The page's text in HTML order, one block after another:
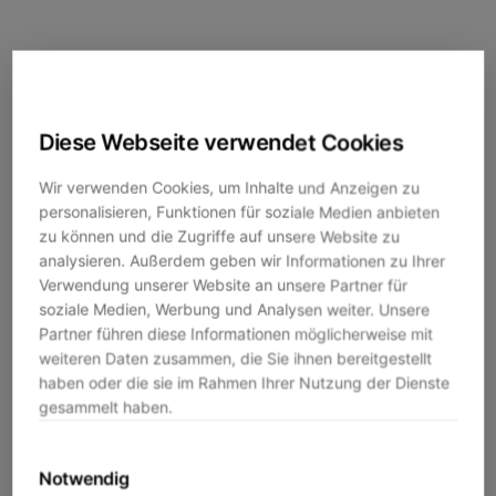
Diese Webseite verwendet Cookies
Wir verwenden Cookies, um Inhalte und Anzeigen zu
personalisieren, Funktionen für soziale Medien anbieten
zu können und die Zugriffe auf unsere Website zu
analysieren. Außerdem geben wir Informationen zu Ihrer
Verwendung unserer Website an unsere Partner für
soziale Medien, Werbung und Analysen weiter. Unsere
Partner führen diese Informationen möglicherweise mit
weiteren Daten zusammen, die Sie ihnen bereitgestellt
haben oder die sie im Rahmen Ihrer Nutzung der Dienste
gesammelt haben.
Notwendig
Application error: a